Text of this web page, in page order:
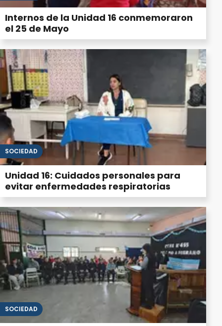
Internos de la Unidad 16 conmemoraron
el 25 de Mayo
SOCIEDAD
Unidad 16: Cuidados personales para
evitar enfermedades respiratorias
SOCIEDAD